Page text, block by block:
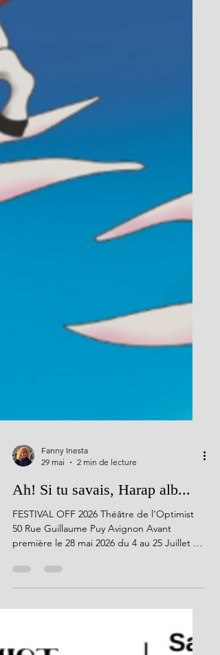
Fanny Inesta
première le 28 mai 2026 du 4 au 25 Juillet à
12h relâche les 9,16,23 Réservations :